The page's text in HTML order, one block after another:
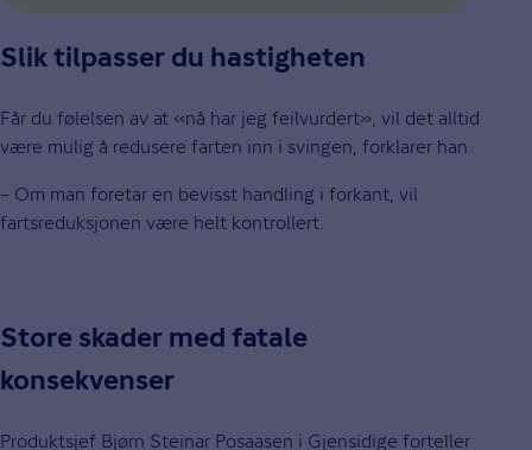
Slik tilpasser du hastigheten
Får du følelsen av at «nå har jeg feilvurdert», vil det alltid
være mulig å redusere farten inn i svingen, forklarer han.
– Om man foretar en bevisst handling i forkant, vil
fartsreduksjonen være helt kontrollert.
Store skader med fatale
konsekvenser
Produktsjef Bjørn Steinar Posaasen i Gjensidige forteller